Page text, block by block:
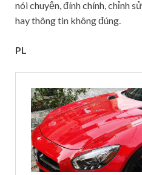
nói chuyện, đính chính, chỉnh
hay thông tin không đúng.
PL